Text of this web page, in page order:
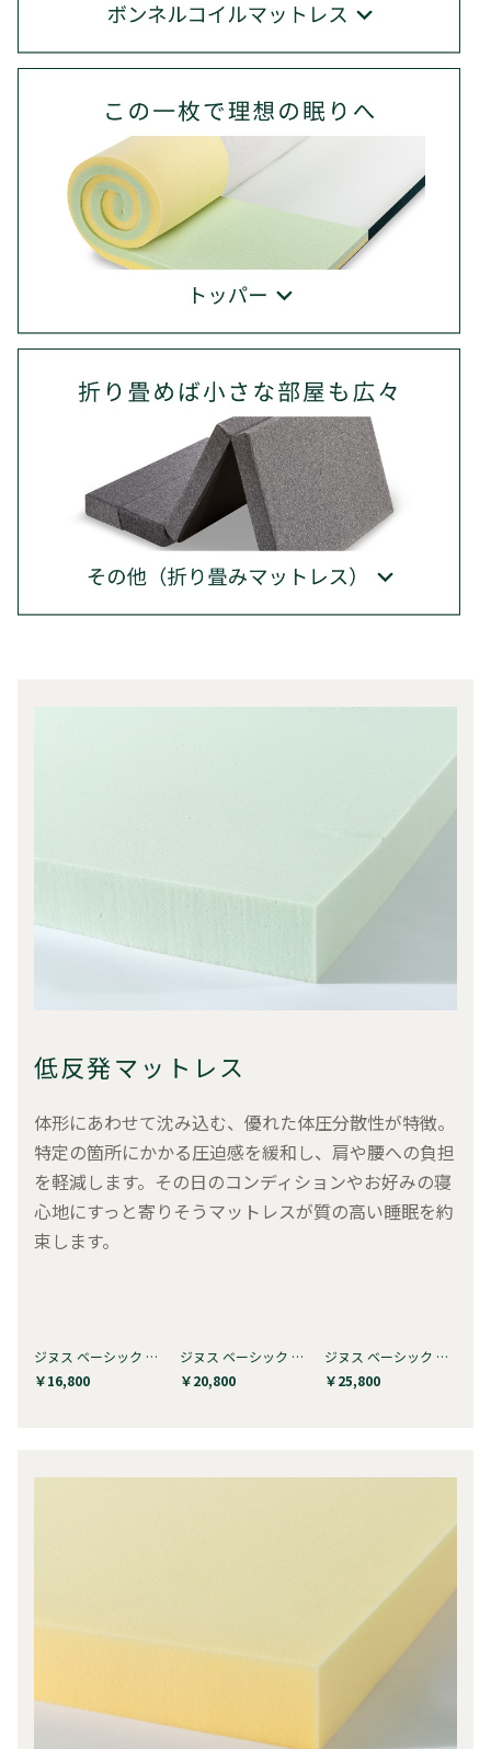
低反発マットレス
体形にあわせて沈み込む、優れた体圧分散性が特徴。
特定の箇所にかかる圧迫感を緩和し、肩や腰への負担
を軽減します。その日のコンディションやお好みの寝
心地にすっと寄りそうマットレスが質の高い睡眠を約
束します。
ジヌス ベーシック Green Tea マシ…
￥16,800
ジヌス ベーシック Green Tea マシ…
￥20,800
ジヌス ベーシック Green Tea マシ…
￥25,800